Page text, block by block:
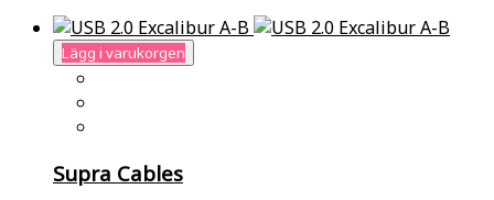
Lägg i varukorgen
Supra Cables